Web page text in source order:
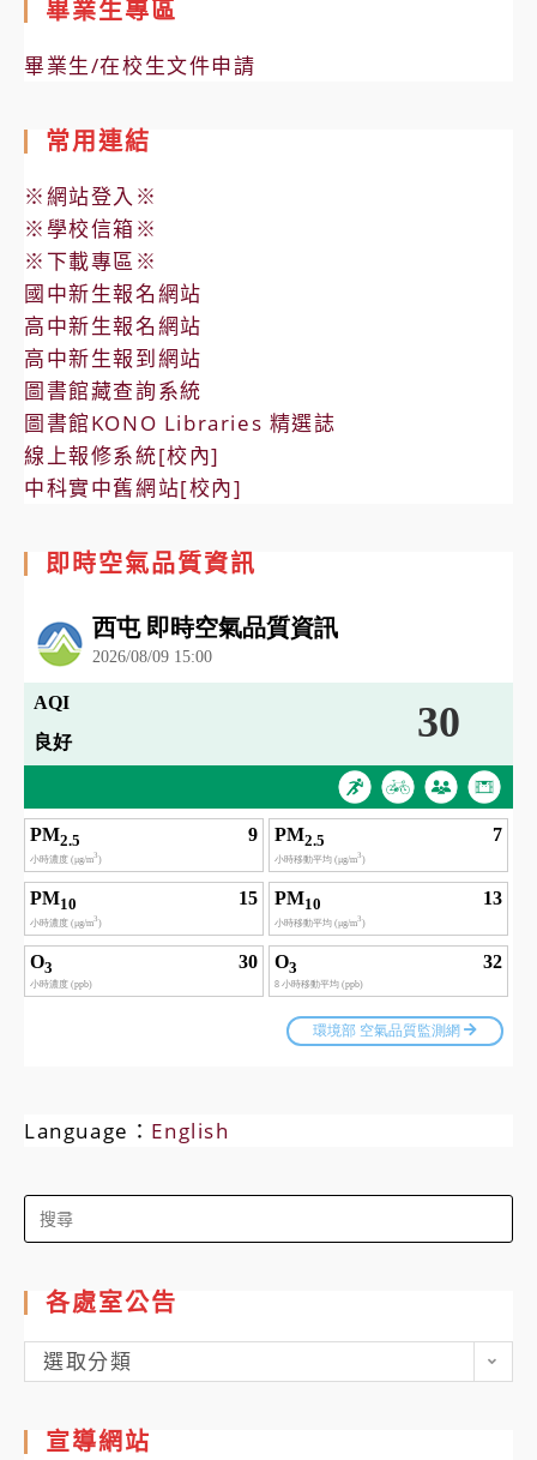
畢業生專區
畢業生/在校生文件申請
常用連結
※網站登入※
※學校信箱※
※下載專區※
國中新生報名網站
高中新生報名網站
高中新生報到網站
圖書館藏查詢系統
圖書館KONO Libraries 精選誌
線上報修系統[校內]
中科實中舊網站[校內]
即時空氣品質資訊
Language： English
Search
for:
各處室公告
各
處
公
選取分類
宣導網站